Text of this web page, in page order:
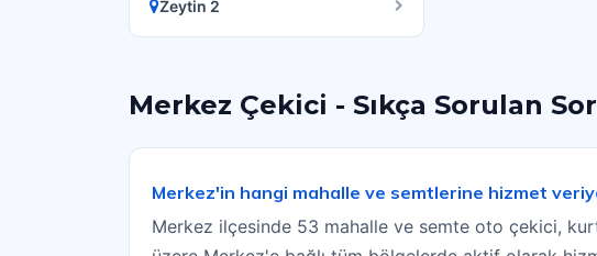
Zeytin 2
Merkez Çekici - Sıkça Sorulan
Merkez'in hangi mahalle ve semtlerine hizmet
Merkez ilçesinde 53 mahalle ve semte oto çekici,